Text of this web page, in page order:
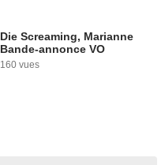
Die Screaming, Marianne
Bande-annonce VO
160 vues